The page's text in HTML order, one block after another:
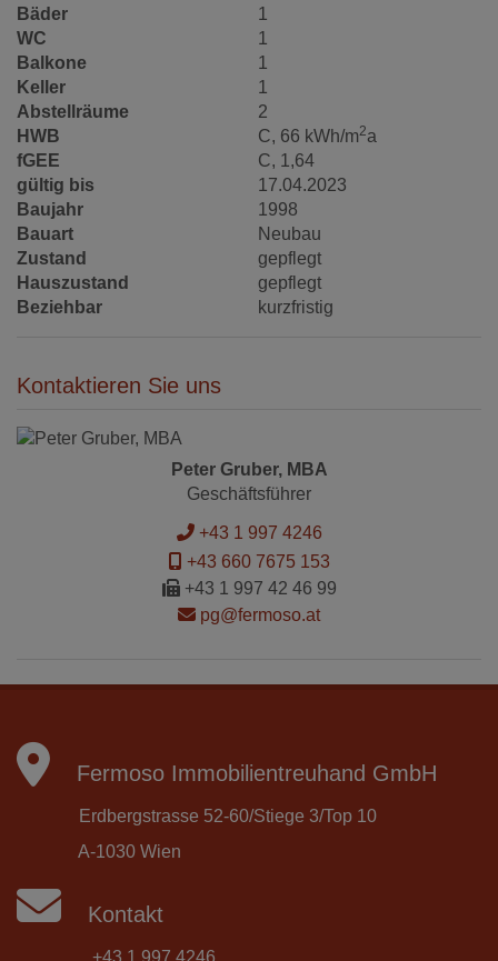
Bäder
1
WC
1
Balkone
1
Keller
1
Abstellräume
2
HWB
C, 66 kWh/m2a
fGEE
C, 1,64
gültig bis
17.04.2023
Baujahr
1998
Bauart
Neubau
Zustand
gepflegt
Hauszustand
gepflegt
Beziehbar
kurzfristig
Kontaktieren Sie uns
Peter Gruber, MBA
Geschäftsführer
+43 1 997 4246
+43 660 7675 153
+43 1 997 42 46 99
pg@fermoso.at
Fermoso Immobilientreuhand GmbH
Erdbergstrasse 52-60/Stiege 3/Top 10
A-1030 Wien
Kontakt
+43 1 997 4246